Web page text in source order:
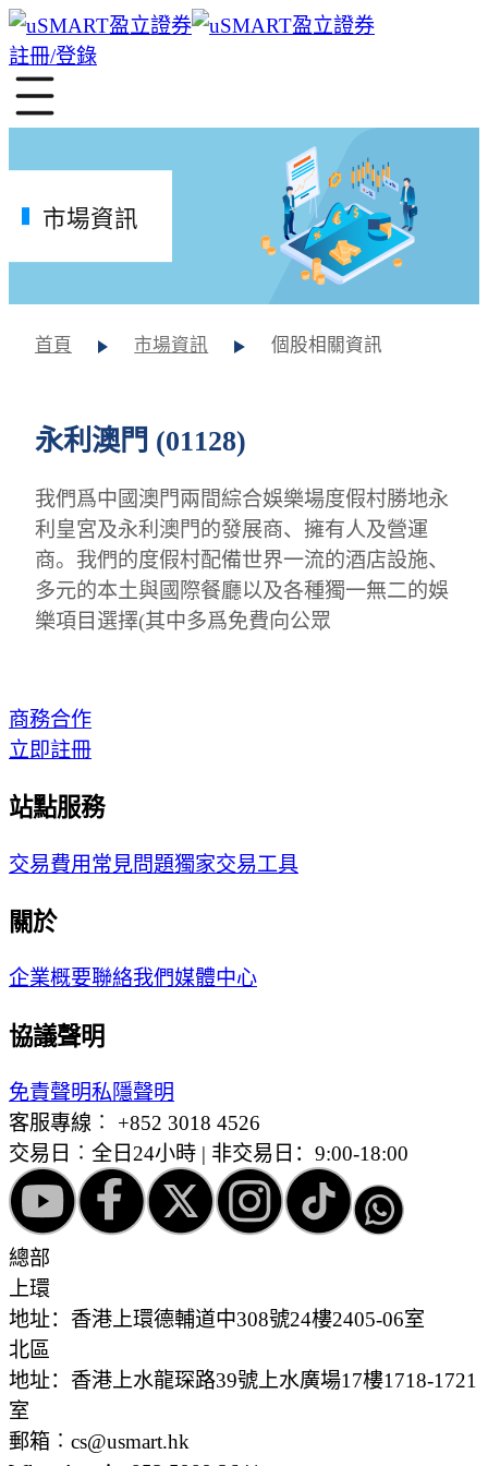
註冊/登錄
市場資訊
首頁 市場資訊 個股相關資訊
永利澳門 (01128)
我們爲中國澳門兩間綜合娛樂場度假村勝地永
利皇宮及永利澳門的發展商、擁有人及營運
商。我們的度假村配備世界一流的酒店設施、
多元的本土與國際餐廳以及各種獨一無二的娛
樂項目選擇(其中多爲免費向公眾
商務合作
立即註冊
站點服務
交易費用常見問題獨家交易工具
關於
企業概要聯絡我們媒體中心
協議聲明
免責聲明私隱聲明
客服專線︰ +852 3018 4526
交易日︰全日24小時 | 非交易日：9:00-18:00
總部
上環
地址：香港上環德輔道中308號24樓2405-06室
北區
地址：香港上水龍琛路39號上水廣場17樓1718-1721
室
郵箱︰cs@usmart.hk